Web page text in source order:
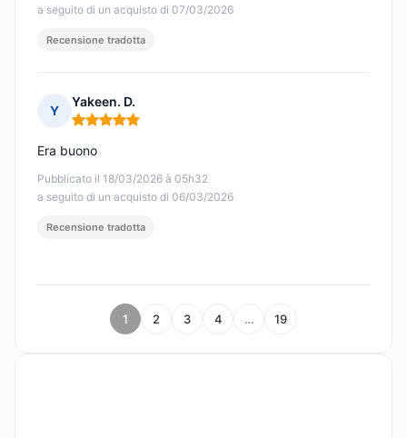
a seguito di un acquisto di 07/03/2026
Recensione tradotta
Y
Yakeen. D.
Nota: 5 su 5
Pubblicato il 18/03/2026 à 05h32
a seguito di un acquisto di 06/03/2026
Era buono
Recensione tradotta
1 2 3 4 … 19